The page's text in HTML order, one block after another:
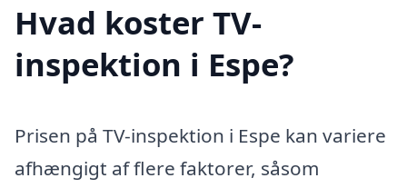
Hvad koster TV-
inspektion i Espe?
Prisen på TV-inspektion i Espe kan variere
afhængigt af flere faktorer, såsom